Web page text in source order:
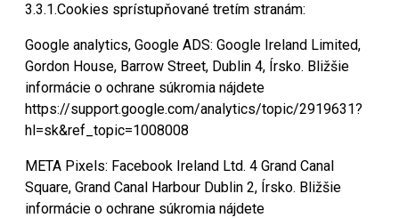
3.3.1.Cookies sprístupňované tretím stranám:
Google analytics, Google ADS: Google Ireland Limited,
Gordon House, Barrow Street, Dublin 4, Írsko. Bližšie
informácie o ochrane súkromia nájdete
https://support.google.com/analytics/topic/2919631?
hl=sk&ref_topic=1008008
META Pixels: Facebook Ireland Ltd. 4 Grand Canal
Square, Grand Canal Harbour Dublin 2, Írsko. Bližšie
informácie o ochrane súkromia nájdete